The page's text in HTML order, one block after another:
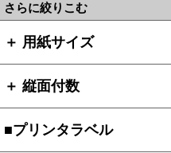
さらに絞りこむ
＋ 用紙サイズ
＋ 縦面付数
■プリンタラベル